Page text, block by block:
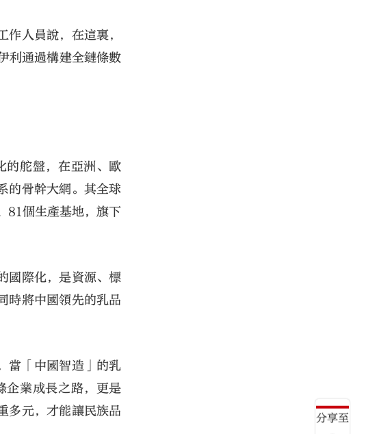
分享至
人員說，在這裏，
利通過構建全鏈條數
的舵盤，在亞洲、歐
的骨幹大網。其全球
81個生產基地，旗下
國際化，是資源、標
時將中國領先的乳品
當「中國智造」的乳
企業成長之路，更是
多元，才能讓民族品